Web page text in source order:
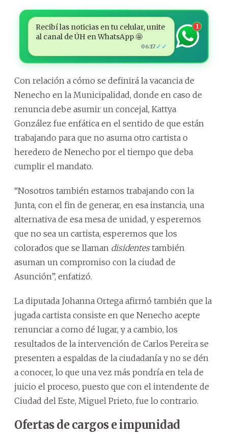
Recibí las noticias en tu celular, unite
al canal de ÚH en WhatsApp 🤩
06:17 ✓✓
1
Con relación a cómo se definirá la vacancia de
Nenecho en la Municipalidad, donde en caso de
renuncia debe asumir un concejal, Kattya
González fue enfática en el sentido de que están
trabajando para que no asuma otro cartista o
heredero de Nenecho por el tiempo que deba
cumplir el mandato.
“Nosotros también estamos trabajando con la
Junta, con el fin de generar, en esa instancia, una
alternativa de esa mesa de unidad, y esperemos
que no sea un cartista, esperemos que los
colorados que se llaman disidentestambién
asuman un compromiso con la ciudad de
Asunción”, enfatizó.
La diputada Johanna Ortega afirmó también que la
jugada cartista consiste en que Nenecho acepte
renunciar a como dé lugar, y a cambio, los
resultados de la intervención de Carlos Pereira se
presenten a espaldas de la ciudadanía y no se dén
a conocer, lo que una vez más pondría en tela de
juicio el proceso, puesto que con el intendente de
Ciudad del Este, Miguel Prieto, fue lo contrario.
Ofertas de cargos e impunidad